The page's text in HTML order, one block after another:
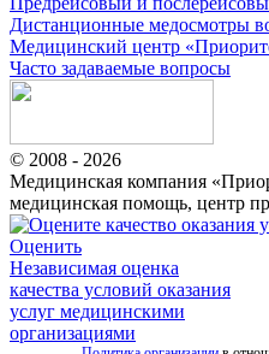
Дистанционные медосмотры
Медицинский центр
Часто задаваемые вопросы
© 2008 - 2026
Медицинская компания
медицинская помощь, центр
Оценить
Независимая оценка
качества условий оказания
услуг медицинскими
организациями